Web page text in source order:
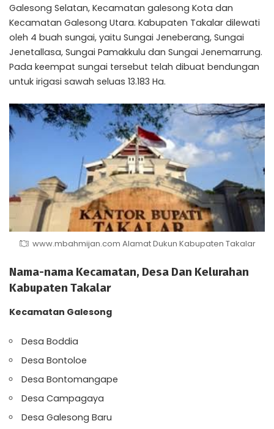
Galesong Selatan, Kecamatan galesong Kota dan
Kecamatan Galesong Utara. Kabupaten Takalar dilewati
oleh 4 buah sungai, yaitu Sungai Jeneberang, Sungai
Jenetallasa, Sungai Pamakkulu dan Sungai Jenemarrung.
Pada keempat sungai tersebut telah dibuat bendungan
untuk irigasi sawah seluas 13.183 Ha.
www.mbahmijan.com Alamat Dukun Kabupaten Takalar
Nama-nama Kecamatan, Desa Dan Kelurahan
Kabupaten Takalar
Kecamatan Galesong
Desa Boddia
Desa Bontoloe
Desa Bontomangape
Desa Campagaya
Desa Galesong Baru